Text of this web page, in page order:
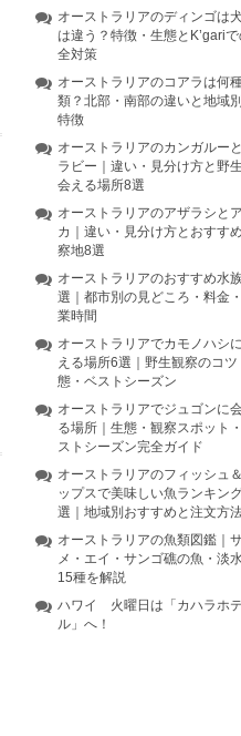
オーストラリアのディンゴは
は違う？特徴・生態とK’gari
全対策
オーストラリアのコアラは何
類？北部・南部の違いと地域
特徴
オーストラリアのカンガルー
ラビー｜違い・見分け方と野
会える場所8選
オーストラリアのアザラシと
カ｜違い・見分け方とおすす
察地8選
オーストラリアのおすすめ水
選｜都市別の見どころ・料金
業時間
オーストラリアでカモノハシ
える場所6選｜野生観察のコツ
態・ベストシーズン
オーストラリアでジュゴンに
る場所｜生態・観察スポット
ストシーズン完全ガイド
オーストラリアのフィッシュ
ップスで美味しい魚ランキン
選｜地域別おすすめと注文方
オーストラリアの魚類図鑑｜
メ・エイ・サンゴ礁の魚・淡
15種を解説
ハワイ 火曜日は「カハラホテ
ル」へ！